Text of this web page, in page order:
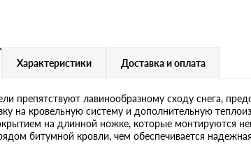
Шифер 7-волновой
Характеристики Доставка и оплата
препятствуют лавинообразному сходу снега,
на кровельную систему и дополнительную
на длинной ножке, которые монтируются
битумной кровли, чем обеспечивается